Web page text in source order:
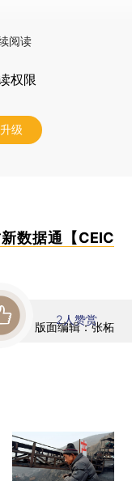
阅读
权限
级
数据通【CEIC
版面编辑：张柘
2人赞赏